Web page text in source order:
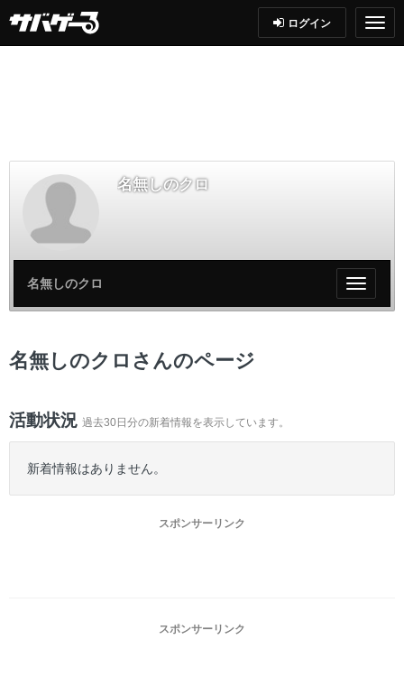
ログイン
名無しのクロ
My
ペ
名無しのクロ
名無しのクロさんのページ
活動状況 過去30日分の新着情報を表示しています。
新着情報はありません。
スポンサーリンク
スポンサーリンク